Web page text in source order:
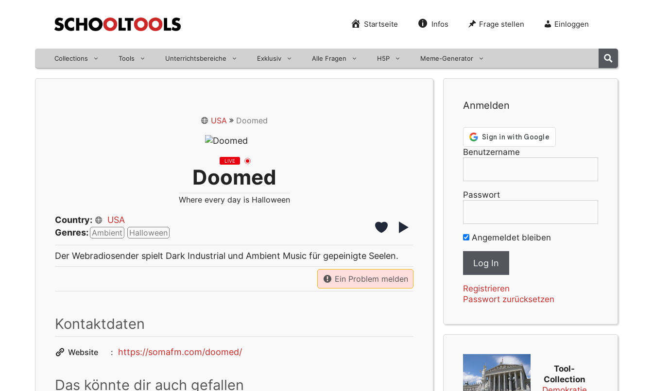
Startseite Infos Frage stellen Einloggen
Collections Tools Unterrichtsbereiche Exklusiv Alle Fragen H5P Meme-Generator
USA Doomed
LIVE
Doomed
Where every day is Halloween
Country:
USA
Genres: Ambient Halloween
Der Webradiosender spielt Dark Industrial und Ambient Music für gepeinigte Seelen.
Ein Problem melden
Kontaktdaten
Website https://somafm.com/doomed/
Das könnte dir auch gefallen
Anmelden
Benutzername
Passwort
Angemeldet bleiben
Registrieren
Passwort zurücksetzen
Tool-
Collection